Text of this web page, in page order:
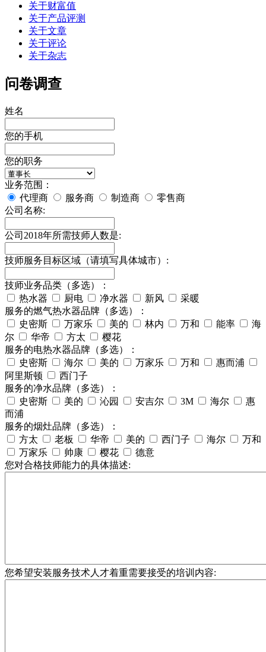
关于财富值
关于产品评测
关于文章
关于评论
关于杂志
问卷调查
姓名
您的手机
您的职务
业务范围：
代理商
服务商 制造商
零售商
公司名称:
公司2018年所需技师人数是:
技师服务目标区域（请填写具体城市）:
技师业务品类（多选）：
热水器
厨电 净水器 新风
采暖
服务的燃气热水器品牌（多选）：
史密斯
万家乐 美的 林内 万和 能率
海
尔
华帝 方太
樱花
服务的电热水器品牌（多选）：
史密斯
海尔 美的 万家乐 万和
惠而浦
阿里斯顿
西门子
服务的净水品牌（多选）：
史密斯
美的 沁园 安吉尔 3M 海尔
惠
而浦
服务的烟灶品牌（多选）：
方太
老板 华帝 美的 西门子 海尔
万和
万家乐
帅康 樱花
德意
您对合格技师能力的具体描述:
您希望安装服务技术人才着重需要接受的培训内容: